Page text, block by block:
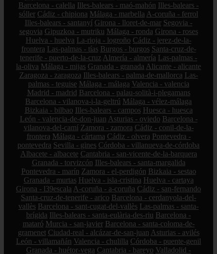
Barcelona - calella Illes-balears - maó-mahón Illes-balears -
sóller Cádiz - chipiona Málaga - marbella A-coruña - ferrol
Illes-balears - santanyí Girona - lloret-de-mar Segovia -
segovia Gipuzkoa - mutriku Málaga - ronda Girona - roses
Huelva - huelva La-rioja - logroño Cádiz - jerez-de-la-
frontera Las-palmas - tías Burgos - burgos Santa-cruz-de-
tenerife - puerto-de-la-cruz Almería - almería Las-palmas -
la-oliva Málaga - mijas Granada - granada Alicante - alicante
Zaragoza - zaragoza Illes-balears - palma-de-mallorca Las-
palmas - teguise Málaga - málaga Valencia - valencia
Madrid - madrid Barcelona - palau-solità-i-plegamans
Barcelona - vilanova-i-la-geltrú Málaga - vélez-málaga
Bizkaia - bilbao Illes-balears - campos Huesca - huesca
León - valencia-de-don-juan Asturias - oviedo Barcelona -
vilanova-del-camí Zamora - zamora Cádiz - conil-de-la-
frontera Málaga - cártama Cádiz - olvera Pontevedra -
pontevedra Sevilla - gines Córdoba - villanueva-de-córdoba
Albacete - albacete Cantabria - san-vicente-de-la-barquera
Granada - torvizcón Illes-balears - santa-margalida
Pontevedra - marín Zamora - el-perdigón Bizkaia - sestao
Granada - murtas Huelva - isla-cristina Huelva - cartaya
Girona - l39escala A-coruña - a-coruña Cádiz - san-fernando
Santa-cruz-de-tenerife - arico Barcelona - cerdanyola-del-
vallès Barcelona - sant-cugat-del-vallès Las-palmas - santa-
brígida Illes-balears - santa-eulària-des-riu Barcelona -
mataró Murcia - san-javier Barcelona - santa-coloma-de-
gramenet Ciudad-real - alcázar-de-san-juan Asturias - avilés
León - villamañán Valencia - chulilla Córdoba - puente-genil
Granada - huétor-vega Cantabria - bareyo Valladolid -